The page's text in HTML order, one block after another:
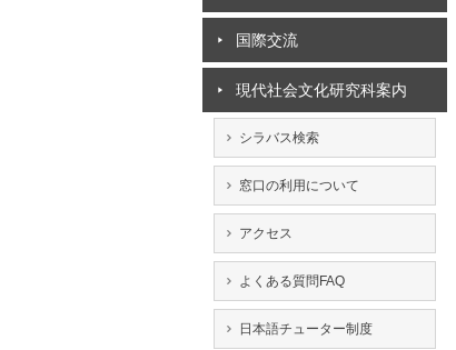
国際交流
現代社会文化研究科案内
シラバス検索
窓口の利用について
アクセス
よくある質問FAQ
日本語チューター制度